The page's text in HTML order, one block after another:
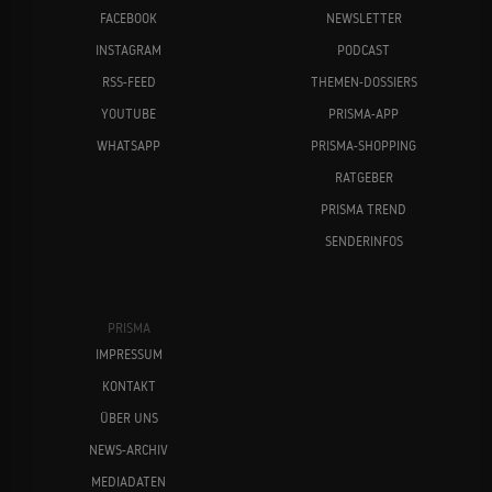
FACEBOOK
INSTAGRAM
RSS-FEED
YOUTUBE
WHATSAPP
NEWSLETTER
PODCAST
THEMEN-DOSSIERS
PRISMA-APP
PRISMA-SHOPPING
RATGEBER
PRISMA TREND
SENDERINFOS
PRISMA
IMPRESSUM
KONTAKT
ÜBER UNS
NEWS-ARCHIV
MEDIADATEN